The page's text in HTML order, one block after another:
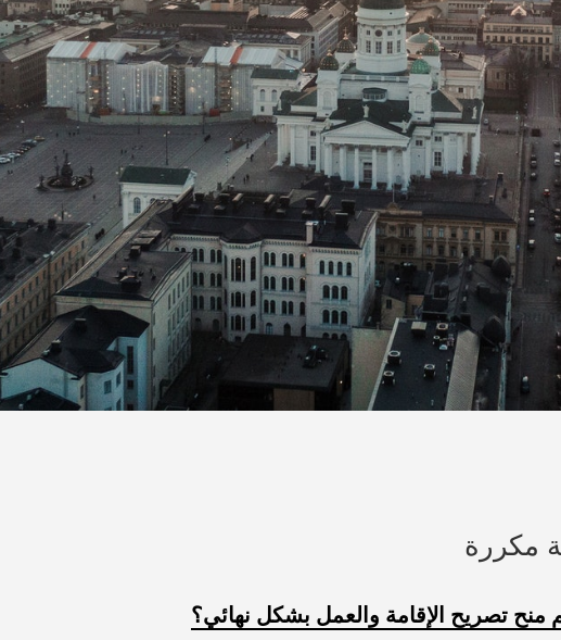
مكررة
منح تصريح الإقامة والعمل بشكل نهائي؟